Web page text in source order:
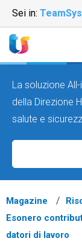
Sei in:
La soluzione
della Direzione
salute e
Magazine
Esonero
datori di lavoro